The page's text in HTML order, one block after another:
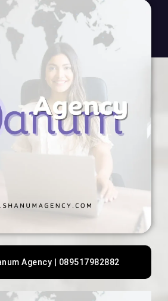
Agency | 089517982882